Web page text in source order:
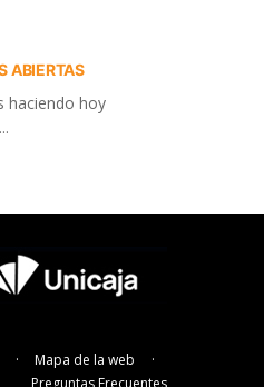
ABIERTAS
haciendo hoy
Mapa de la web
Preguntas Frecuentes